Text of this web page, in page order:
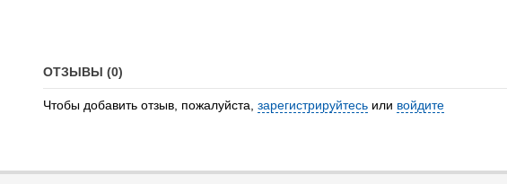
ОТЗЫВЫ (0)
Чтобы добавить отзыв, пожалуйста, зарегистрируйтесь или войдите